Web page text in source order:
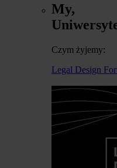
My,
Czym żyjemy:
Legal Design